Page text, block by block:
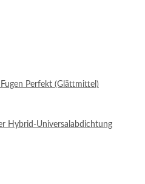
Perfekt (Glättmittel)